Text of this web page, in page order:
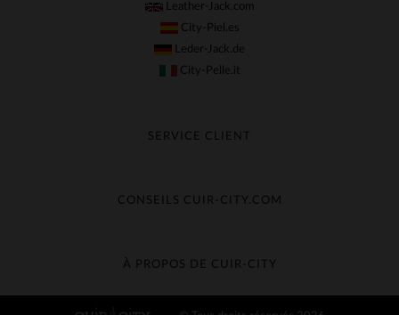
Leather-Jack.com
City-Piel.es
Leder-Jack.de
City-Pelle.it
SERVICE CLIENT
Échange & Remboursement
Contacter le service client
CONSEILS CUIR-CITY.COM
Guide des matières
À PROPOS DE CUIR-CITY